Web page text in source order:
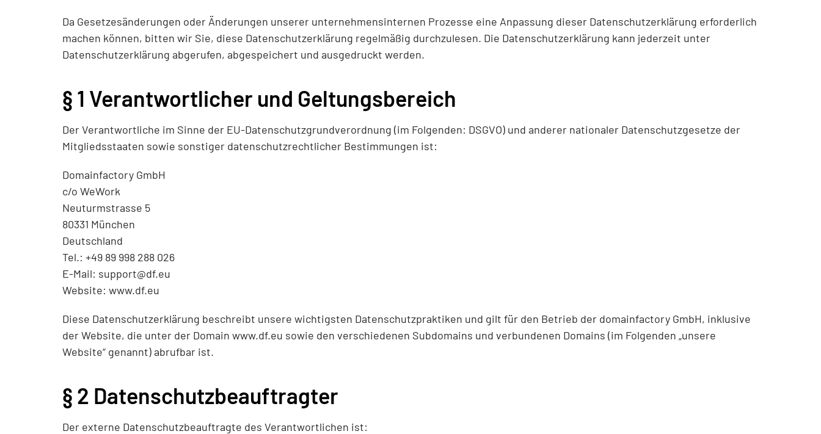
Da Gesetzesänderungen oder Änderungen unserer unternehmensinternen Prozesse eine Anpassung dieser Datenschutzerklärung erforderlich
machen können, bitten wir Sie, diese Datenschutzerklärung regelmäßig durchzulesen. Die Datenschutzerklärung kann jederzeit unter
Datenschutzerklärung abgerufen, abgespeichert und ausgedruckt werden.
§ 1 Verantwortlicher und Geltungsbereich
Der Verantwortliche im Sinne der EU-Datenschutzgrundverordnung (im Folgenden: DSGVO) und anderer nationaler Datenschutzgesetze der
Mitgliedsstaaten sowie sonstiger datenschutzrechtlicher Bestimmungen ist:
Domainfactory GmbH
c/o WeWork
Neuturmstrasse 5
80331 München
Deutschland
Tel.: +49 89 998 288 026
E-Mail: support@df.eu
Website: www.df.eu
Diese Datenschutzerklärung beschreibt unsere wichtigsten Datenschutzpraktiken und gilt für den Betrieb der domainfactory GmbH, inklusive
der Website, die unter der Domain www.df.eu sowie den verschiedenen Subdomains und verbundenen Domains (im Folgenden „unsere
Website“ genannt) abrufbar ist.
§ 2 Datenschutzbeauftragter
Der externe Datenschutzbeauftragte des Verantwortlichen ist: